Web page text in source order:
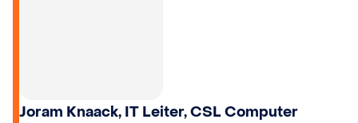
Joram Knaack, IT Leiter, CSL Computer